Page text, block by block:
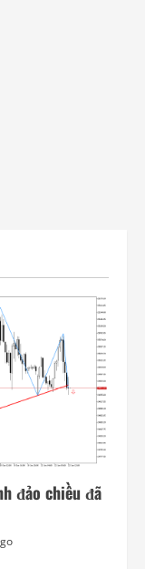
đảo chiều đã